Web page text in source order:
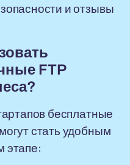
и отзывы
FTP
бесплатные
стать удобным
этапе: